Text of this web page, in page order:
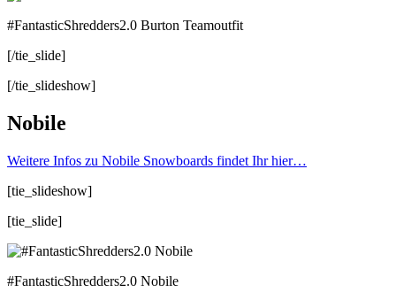
#FantasticShredders2.0 Burton Teamoutfit
[/tie_slide]
[/tie_slideshow]
Nobile
Weitere Infos zu Nobile Snowboards findet Ihr hier…
[tie_slideshow]
[tie_slide]
#FantasticShredders2.0 Nobile